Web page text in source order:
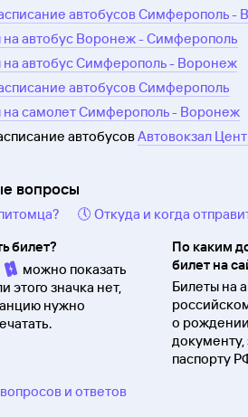
автобусов Симферополь -
на автобус Воронеж - Симферополь
на автобус Симферополь - Воронеж
автобусов Симферополь
на самолет Симферополь - Воронеж
автобусовАвтовокзал
вопросы
🕔 Откуда и когда
билет?
можно показать
этого значка нет,
нужно
По каким
билет на
Билеты на
о
паспорту
и ответов